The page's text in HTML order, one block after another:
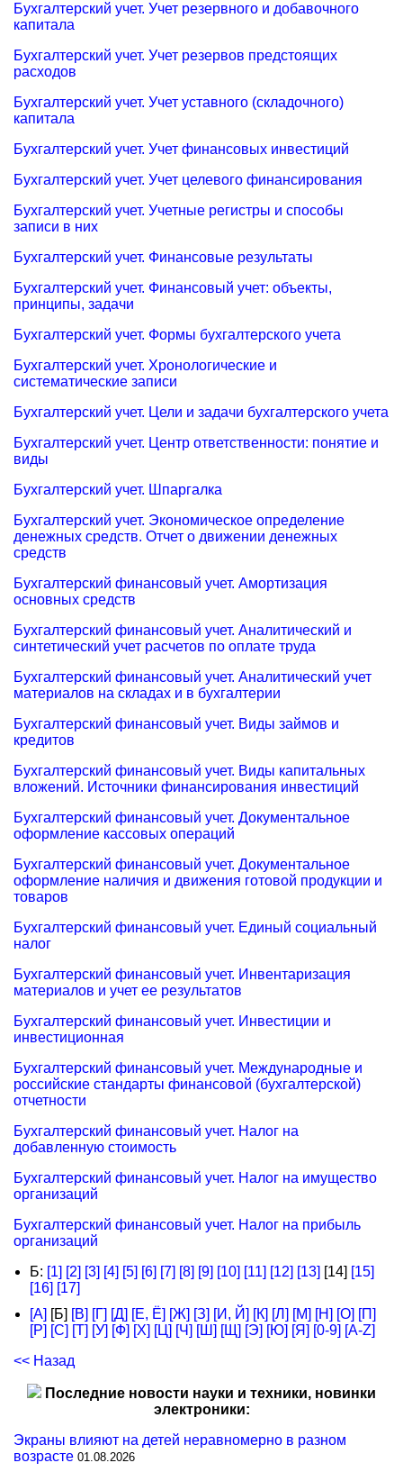
Бухгалтерский учет. Учет резервного и добавочного
капитала
Бухгалтерский учет. Учет резервов предстоящих
расходов
Бухгалтерский учет. Учет уставного (складочного)
капитала
Бухгалтерский учет. Учет финансовых инвестиций
Бухгалтерский учет. Учет целевого финансирования
Бухгалтерский учет. Учетные регистры и способы
записи в них
Бухгалтерский учет. Финансовые результаты
Бухгалтерский учет. Финансовый учет: объекты,
принципы, задачи
Бухгалтерский учет. Формы бухгалтерского учета
Бухгалтерский учет. Хронологические и
систематические записи
Бухгалтерский учет. Цели и задачи бухгалтерского учета
Бухгалтерский учет. Центр ответственности: понятие и
виды
Бухгалтерский учет. Шпаргалка
Бухгалтерский учет. Экономическое определение
денежных средств. Отчет о движении денежных
средств
Бухгалтерский финансовый учет. Амортизация
основных средств
Бухгалтерский финансовый учет. Аналитический и
синтетический учет расчетов по оплате труда
Бухгалтерский финансовый учет. Аналитический учет
материалов на складах и в бухгалтерии
Бухгалтерский финансовый учет. Виды займов и
кредитов
Бухгалтерский финансовый учет. Виды капитальных
вложений. Источники финансирования инвестиций
Бухгалтерский финансовый учет. Документальное
оформление кассовых операций
Бухгалтерский финансовый учет. Документальное
оформление наличия и движения готовой продукции и
товаров
Бухгалтерский финансовый учет. Единый социальный
налог
Бухгалтерский финансовый учет. Инвентаризация
материалов и учет ее результатов
Бухгалтерский финансовый учет. Инвестиции и
инвестиционная
Бухгалтерский финансовый учет. Международные и
российские стандарты финансовой (бухгалтерской)
отчетности
Бухгалтерский финансовый учет. Налог на
добавленную стоимость
Бухгалтерский финансовый учет. Налог на имущество
организаций
Бухгалтерский финансовый учет. Налог на прибыль
организаций
Б: [1] [2] [3] [4] [5] [6] [7] [8] [9] [10] [11] [12] [13] [14] [15]
[16] [17]
[А] [Б] [В] [Г] [Д] [Е, Ё] [Ж] [З] [И, Й] [К] [Л] [М] [Н] [О] [П]
[Р] [С] [Т] [У] [Ф] [Х] [Ц] [Ч] [Ш] [Щ] [Э] [Ю] [Я] [0-9] [A-Z]
<< Назад
Последние новости науки и техники, новинки
электроники:
Экраны влияют на детей неравномерно в разном
возрасте 01.08.2026